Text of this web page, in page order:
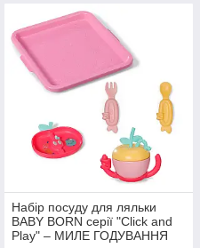
Набір посуду для ляльки
BABY BORN серії "Click and
Play" – МИЛЕ ГОДУВАННЯ